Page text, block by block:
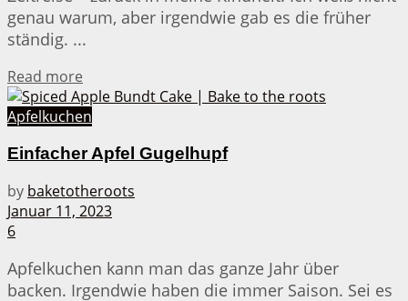
genau warum, aber irgendwie gab es die früher
ständig. ...
Read more
Apfelkuchen
Einfacher Apfel Gugelhupf
by baketotheroots
Januar 11, 2023
6
Apfelkuchen kann man das ganze Jahr über
backen. Irgendwie haben die immer Saison. Sei es